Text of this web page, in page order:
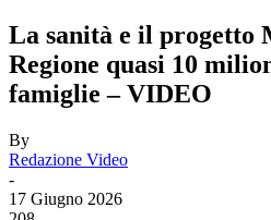
La sanità e il progetto
Regione quasi 10
famiglie – VIDEO
By
Redazione Video
-
17 Giugno 2026